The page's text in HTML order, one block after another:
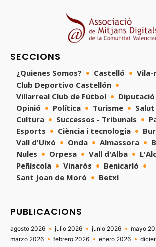
SECCIONS
¿Quienes Somos? Castelló
Vila-
Club Deportivo Castellón
Villarreal Club de Fútbol
Diputació
Opinió
Política Turisme Salut
Cultura
Successos - Tribunals
Esports
Ciència i tecnologia
Vall d'Uixó
Onda Almassora
Nules
Orpesa Vall d'Alba
Peñíscola
Vinaròs
Benicarló
Sant Joan de Moró
Betxí
PUBLICACIONS
agosto 2026 julio 2026 junio 2026 mayo
marzo 2026
febrero 2026 enero 2026